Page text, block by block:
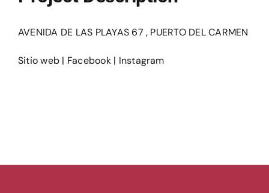
AVENIDA DE LAS PLAYAS 67 , PUERTO DEL CARMEN
Sitio web | Facebook| Instagram